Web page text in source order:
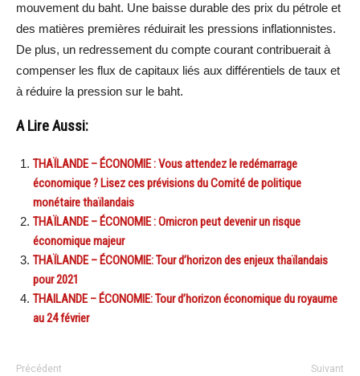
mouvement du baht. Une baisse durable des prix du pétrole et
des matières premières réduirait les pressions inflationnistes.
De plus, un redressement du compte courant contribuerait à
compenser les flux de capitaux liés aux différentiels de taux et
à réduire la pression sur le baht.
A Lire Aussi:
THAÏLANDE – ÉCONOMIE : Vous attendez le redémarrage
économique ? Lisez ces prévisions du Comité de politique
monétaire thaïlandais
THAÏLANDE – ÉCONOMIE : Omicron peut devenir un risque
économique majeur
THAÏLANDE – ÉCONOMIE: Tour d’horizon des enjeux thaïlandais
pour 2021
THAILANDE – ÉCONOMIE: Tour d’horizon économique du royaume
au 24 février
Précédent Suivant